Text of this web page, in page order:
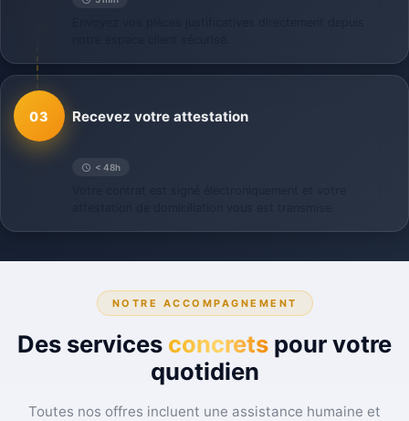
03
< 48h
Recevez votre attestation
NOTRE ACCOMPAGNEMENT
Des services concrets pour votre
quotidien
Toutes nos offres incluent une assistance humaine et